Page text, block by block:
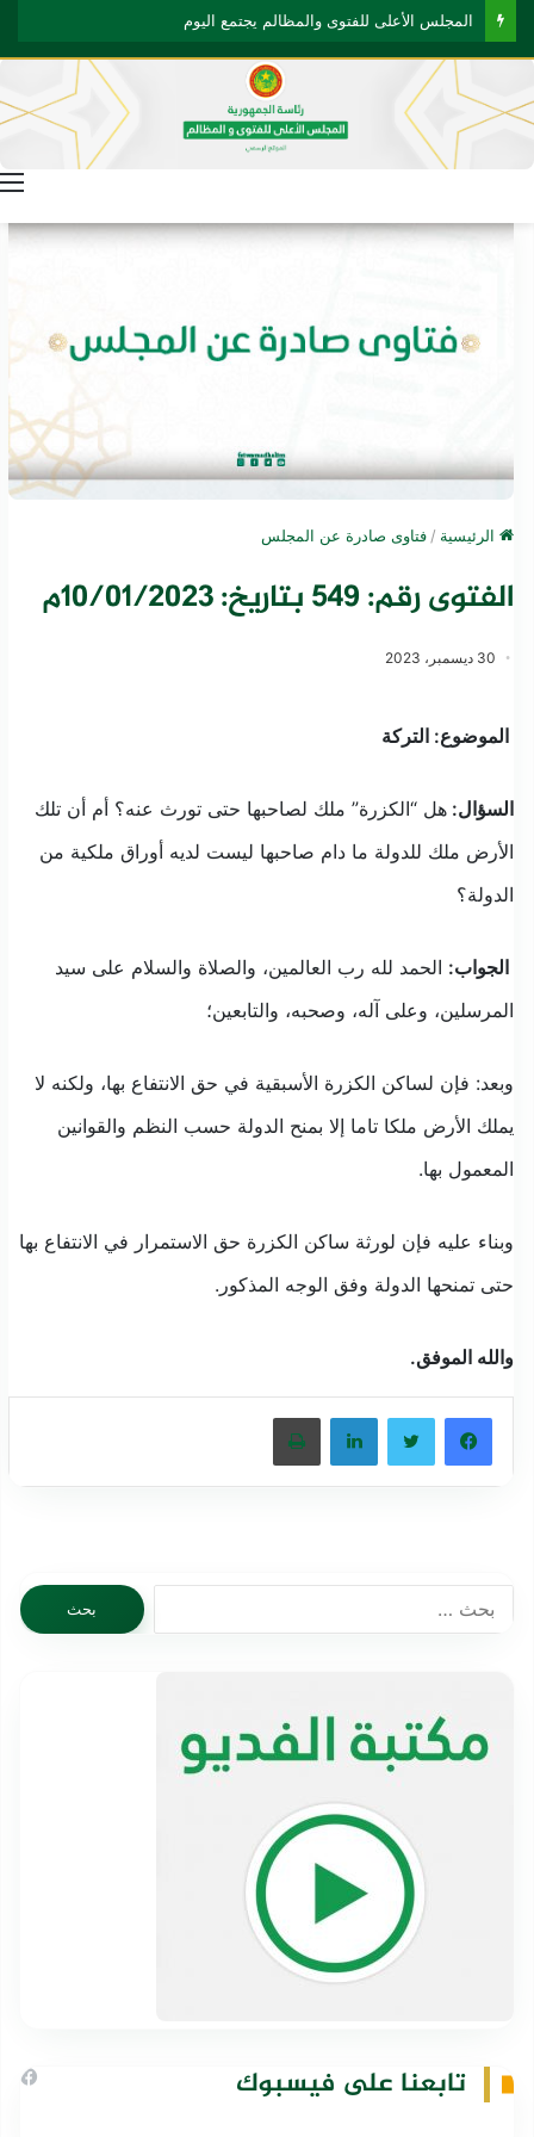
المجلس الأعلى للفتوى والمظالم يجتمع اليوم
الرئيسية / فتاوى صادرة عن المجلس
الفتوى رقم: 549 بتاريخ: 10/01/2023م
30 ديسمبر، 2023
الموضوع: التركة
السؤال: هل “الكزرة” ملك لصاحبها حتى تورث عنه؟ أم أن تلك
الأرض ملك للدولة ما دام صاحبها ليست لديه أوراق ملكية من
الدولة؟
الجواب: الحمد لله رب العالمين، والصلاة والسلام على سيد
المرسلين، وعلى آله، وصحبه، والتابعين؛
وبعد: فإن لساكن الكزرة الأسبقية في حق الانتفاع بها، ولكنه لا
يملك الأرض ملكا تاما إلا بمنح الدولة حسب النظم والقوانين
المعمول بها.
وبناء عليه فإن لورثة ساكن الكزرة حق الاستمرار في الانتفاع بها
حتى تمنحها الدولة وفق الوجه المذكور.
والله الموفق.
فيسبوك تويتر لينكدإن طباعة
البحث
عن:
تابعنا على فيسبوك